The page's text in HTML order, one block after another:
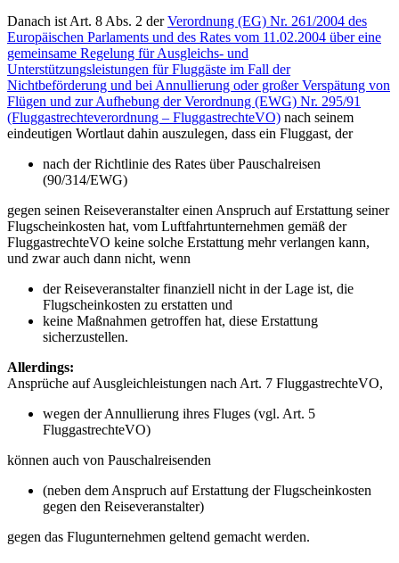
Danach ist Art. 8 Abs. 2 derVerordnung (EG) Nr. 261/2004 des
Europäischen Parlaments und des Rates vom 11.02.2004 über eine
gemeinsame Regelung für Ausgleichs- und
Unterstützungsleistungen für Fluggäste im Fall der
Nichtbeförderung und bei Annullierung oder großer Verspätung von
Flügen und zur Aufhebung der Verordnung (EWG) Nr. 295/91
(Fluggastrechteverordnung – FluggastrechteVO) nach seinem
eindeutigen Wortlaut dahin auszulegen, dass ein Fluggast, der
nach der Richtlinie des Rates über Pauschalreisen
(90/314/EWG)
gegen seinen Reiseveranstalter einen Anspruch auf Erstattung seiner
Flugscheinkosten hat, vom Luftfahrtunternehmen gemäß der
FluggastrechteVO keine solche Erstattung mehr verlangen kann,
und zwar auch dann nicht, wenn
der Reiseveranstalter finanziell nicht in der Lage ist, die
Flugscheinkosten zu erstatten und
keine Maßnahmen getroffen hat, diese Erstattung
sicherzustellen.
Allerdings:
Ansprüche auf Ausgleichleistungen nach Art. 7 FluggastrechteVO,
wegen der Annullierung ihres Fluges (vgl. Art. 5
FluggastrechteVO)
können auch von Pauschalreisenden
(neben dem Anspruch auf Erstattung der Flugscheinkosten
gegen den Reiseveranstalter)
gegen das Flugunternehmen geltend gemacht werden.